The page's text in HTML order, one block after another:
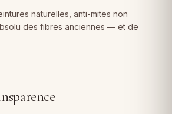
naturelles, anti-mites non
des fibres anciennes — et de